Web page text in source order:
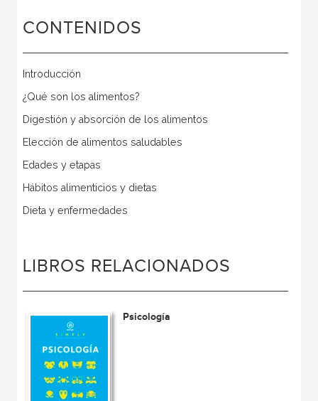
CONTENIDOS
Introducción
¿Qué son los alimentos?
Digestión y absorción de los alimentos
Elección de alimentos saludables
Edades y etapas
Hábitos alimenticios y dietas
Dieta y enfermedades
LIBROS RELACIONADOS
Psicología